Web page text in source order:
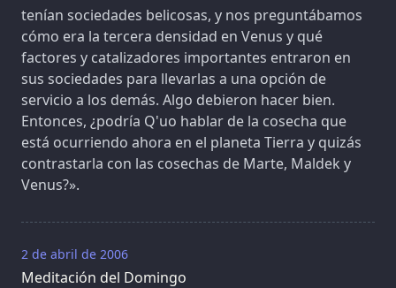
tenían sociedades belicosas, y nos preguntábamos
cómo era la tercera densidad en Venus y qué
factores y catalizadores importantes entraron en
sus sociedades para llevarlas a una opción de
servicio a los demás. Algo debieron hacer bien.
Entonces, ¿podría Q'uo hablar de la cosecha que
está ocurriendo ahora en el planeta Tierra y quizás
contrastarla con las cosechas de Marte, Maldek y
Venus?».
2 de abril de 2006
Meditación del Domingo